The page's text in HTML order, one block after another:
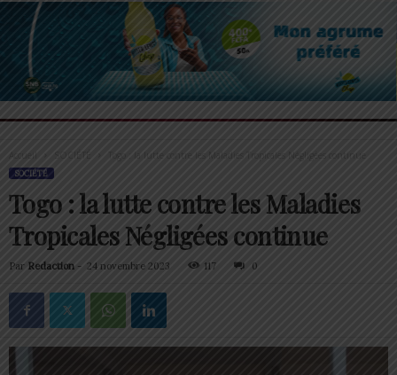
Accueil Togo : la lutte contre les Maladies Tropicales Négligées continue
SOCIÉTÉ
Togo : la lutte contre les Maladies
Tropicales Négligées continue
Par Redaction - 24 novembre 2023 117 0